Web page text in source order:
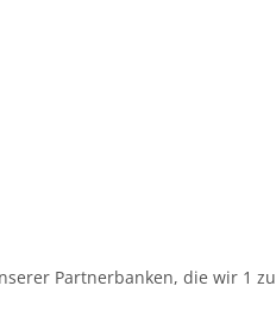
Partnerbanken, die wir 1 zu